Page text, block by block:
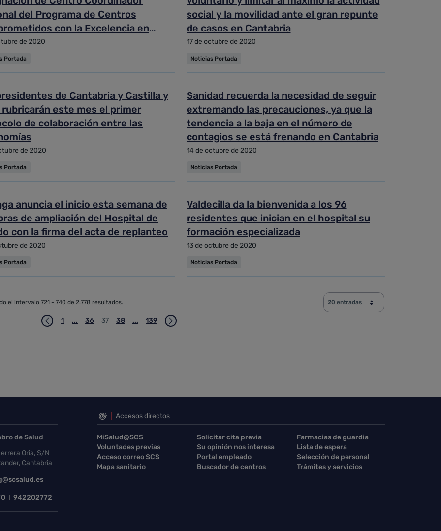
del Programa de Centros
con la Excelencia en
de 2020
Portada
social y la movilidad ante el gran repunte
de casos en Cantabria
17 de octubre de 2020
Noticias Portada
de Cantabria y Castilla y
rubricarán este mes el primer
de colaboración entre las
de 2020
Portada
Sanidad recuerda la necesidad de seguir
extremando las precauciones, ya que la
tendencia a la baja en el número de
contagios se está frenando en Cantabria
14 de octubre de 2020
Noticias Portada
anuncia el inicio esta semana de
de ampliación del Hospital de
con la firma del acta de replanteo
de 2020
Portada
Valdecilla da la bienvenida a los 96
residentes que inician en el hospital su
formación especializada
13 de octubre de 2020
Noticias Portada
20 entradas
el intervalo 721 - 740 de 2.778 resultados.
Página
1 ...Páginas intermedias Use TAB para desplazarse.
Página
36 Página
37 Página
38 ...Páginas intermedias Use TAB para desplazarse.
Página
139
de Salud
Oria, S/N
Cantabria
942202772
Accesos directos
MiSalud@SCS Solicitar cita previa
Farmacias de guardia
Voluntades previas
Su opinión nos interesa
Lista de espera
Acceso correo SCS
Portal empleado
Selección de personal
Mapa sanitario
Buscador de centros Trámites y servicios